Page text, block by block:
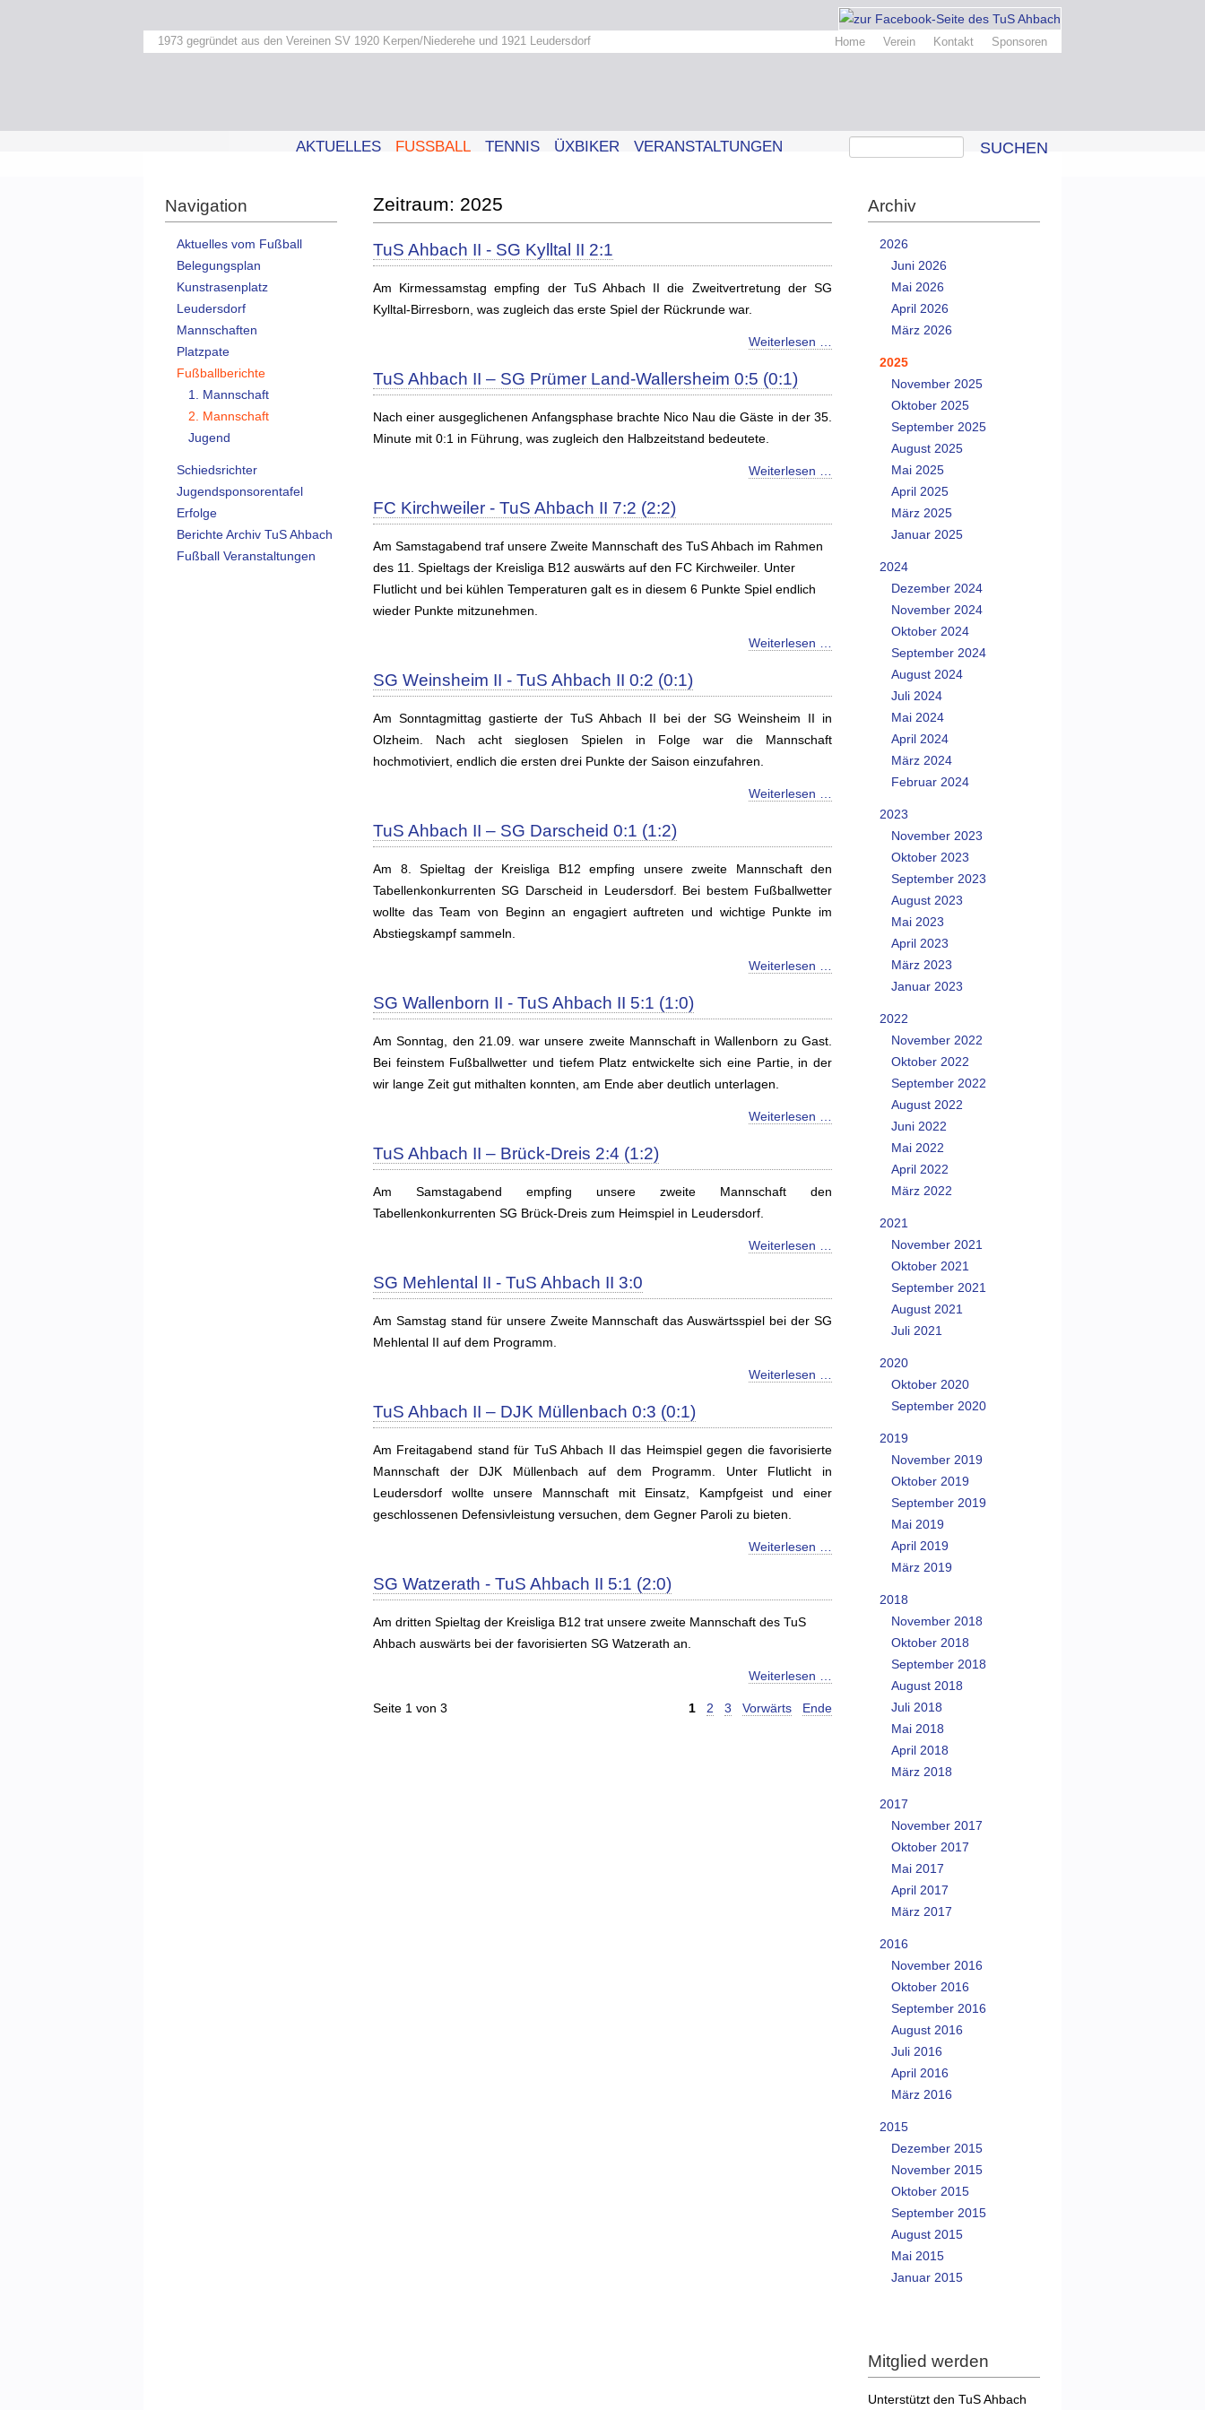
1973 gegründet aus den Vereinen SV 1920 Kerpen/Niederehe und 1921 Leudersdorf Home Verein Kontakt Sponsoren
AKTUELLES FUSSBALL TENNIS ÜXBIKER VERANSTALTUNGEN SUCHEN
2025
TuS Ahbach II - SG Kylltal II 2:1
Am Kirmessamstag empfing der TuS Ahbach II die Zweitvertretung der SG
Kylltal-Birresborn, was zugleich das erste Spiel der Rückrunde war.
Weiterlesen …
TuS Ahbach II – SG Prümer Land-Wallersheim 0:5 (0:1)
Nach einer ausgeglichenen Anfangsphase brachte Nico Nau die Gäste in der 35.
Minute mit 0:1 in Führung, was zugleich den Halbzeitstand bedeutete.
Weiterlesen …
FC Kirchweiler - TuS Ahbach II 7:2 (2:2)
Am Samstagabend traf unsere Zweite Mannschaft des TuS Ahbach im Rahmen
des 11. Spieltags der Kreisliga B12 auswärts auf den FC Kirchweiler. Unter
Flutlicht und bei kühlen Temperaturen galt es in diesem 6 Punkte Spiel endlich
wieder Punkte mitzunehmen.
Weiterlesen …
SG Weinsheim II - TuS Ahbach II 0:2 (0:1)
Am Sonntagmittag gastierte der TuS Ahbach II bei der SG Weinsheim II in
Olzheim. Nach acht sieglosen Spielen in Folge war die Mannschaft
hochmotiviert, endlich die ersten drei Punkte der Saison einzufahren.
Weiterlesen …
TuS Ahbach II – SG Darscheid 0:1 (1:2)
Am 8. Spieltag der Kreisliga B12 empfing unsere zweite Mannschaft den
Tabellenkonkurrenten SG Darscheid in Leudersdorf. Bei bestem Fußballwetter
wollte das Team von Beginn an engagiert auftreten und wichtige Punkte im
Abstiegskampf sammeln.
Weiterlesen …
SG Wallenborn II - TuS Ahbach II 5:1 (1:0)
Am Sonntag, den 21.09. war unsere zweite Mannschaft in Wallenborn zu Gast.
Bei feinstem Fußballwetter und tiefem Platz entwickelte sich eine Partie, in der
wir lange Zeit gut mithalten konnten, am Ende aber deutlich unterlagen.
Weiterlesen …
TuS Ahbach II – Brück-Dreis 2:4 (1:2)
Am Samstagabend empfing unsere zweite Mannschaft den
Tabellenkonkurrenten SG Brück-Dreis zum Heimspiel in Leudersdorf.
Weiterlesen …
SG Mehlental II - TuS Ahbach II 3:0
Am Samstag stand für unsere Zweite Mannschaft das Auswärtsspiel bei der SG
Mehlental II auf dem Programm.
Weiterlesen …
TuS Ahbach II – DJK Müllenbach 0:3 (0:1)
Am Freitagabend stand für TuS Ahbach II das Heimspiel gegen die favorisierte
Mannschaft der DJK Müllenbach auf dem Programm. Unter Flutlicht in
Leudersdorf wollte unsere Mannschaft mit Einsatz, Kampfgeist und einer
geschlossenen Defensivleistung versuchen, dem Gegner Paroli zu bieten.
Weiterlesen …
SG Watzerath - TuS Ahbach II 5:1 (2:0)
Am dritten Spieltag der Kreisliga B12 trat unsere zweite Mannschaft des TuS
Ahbach auswärts bei der favorisierten SG Watzerath an.
Weiterlesen …
Seite 1 von 3 1 2 3 Vorwärts Ende
Navigation
Aktuelles vom Fußball
Belegungsplan
Kunstrasenplatz
Leudersdorf
Mannschaften
Platzpate
Fußballberichte
1. Mannschaft
2. Mannschaft
Jugend
Schiedsrichter
Jugendsponsorentafel
Erfolge
Berichte Archiv TuS Ahbach
Fußball Veranstaltungen
Archiv
2026
Juni 2026
Mai 2026
April 2026
März 2026
2025
November 2025
Oktober 2025
September 2025
August 2025
Mai 2025
April 2025
März 2025
Januar 2025
2024
Dezember 2024
November 2024
Oktober 2024
September 2024
August 2024
Juli 2024
Mai 2024
April 2024
März 2024
Februar 2024
2023
November 2023
Oktober 2023
September 2023
August 2023
Mai 2023
April 2023
März 2023
Januar 2023
2022
November 2022
Oktober 2022
September 2022
August 2022
Juni 2022
Mai 2022
April 2022
März 2022
2021
November 2021
Oktober 2021
September 2021
August 2021
Juli 2021
2020
Oktober 2020
September 2020
2019
November 2019
Oktober 2019
September 2019
Mai 2019
April 2019
März 2019
2018
November 2018
Oktober 2018
September 2018
August 2018
Juli 2018
Mai 2018
April 2018
März 2018
2017
November 2017
Oktober 2017
Mai 2017
April 2017
März 2017
2016
November 2016
Oktober 2016
September 2016
August 2016
Juli 2016
April 2016
März 2016
2015
Dezember 2015
November 2015
Oktober 2015
September 2015
August 2015
Mai 2015
Januar 2015
Mitglied werden
Unterstützt den TuS Ahbach